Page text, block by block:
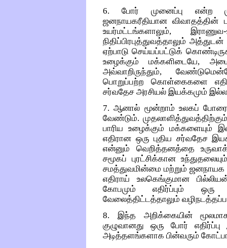
6. போர் முனைப்பு என்ற
ஜனநாயகரீதியான விவாதத்தின்
உயர்மட்டங்களாலும்,
நிதிப்பிரபுத்துவத்தாலும்
ஏற்பாடு செய்யப்பட்டுக்
உழைக்கும் மக்களிடையே,
அவ்வாறிருந்தும்,
பொறுப்பற்ற கொள்கைகளை
சர்வதேச அரசியல் இயக்கமும்
7. ஆனால் மூன்றாம் உலகப் போரை
வேண்டும்.
பாரிய உழைக்கும் மக்களையும்
எதிரான ஒரு புதிய சர்வதேச
என்னும் வெறித்தனத்தை
சமூகப் புரட்சிக்கான
சமத்துவமின்மை மற்றும்
எதிராய் உலகெங்குமான
கோபமும் எதிர்ப்பும் ஒரு
வேலைத்திட்டத்தாலும்
8. இந்த அறிக்கையின்
குழுவானது ஒரு போர்
அடித்தளங்களாக பின்வரும்